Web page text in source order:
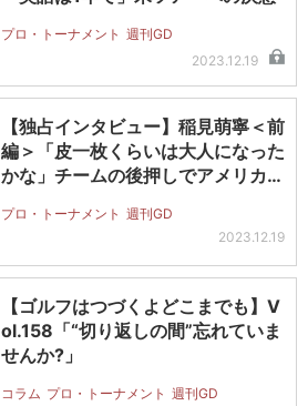
プロ・トーナメント 週刊GD
2023.12.19
【独占インタビュー】稲見萌寧＜前
編＞「皮一枚くらいは大人になった
かな」チームの後押しでアメリカ挑
プロ・トーナメント 週刊GD
2023.12.19
【ゴルフはつづくよどこまでも】V
ol.158「“切り返しの間”忘れていま
せんか?」
コラム プロ・トーナメント 週刊GD